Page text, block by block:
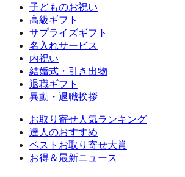
子どものお祝い
高級ギフト
サプライズギフト
名入れサービス
内祝い
結婚式・引き出物
退職ギフト
異動・退職挨拶
お取り寄せ人気ランキング
達人のおすすめ
ベストお取り寄せ大賞
お得＆最新ニュース